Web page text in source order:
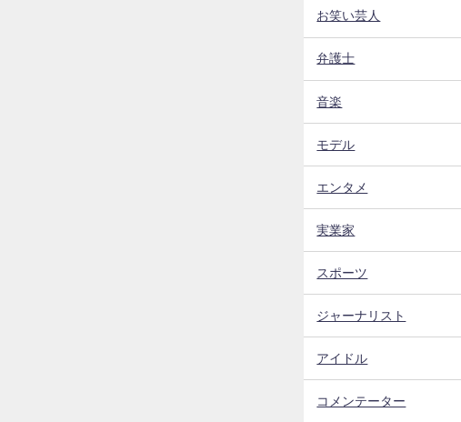
お笑い芸人
弁護士
音楽
モデル
エンタメ
実業家
スポーツ
ジャーナリスト
アイドル
コメンテーター